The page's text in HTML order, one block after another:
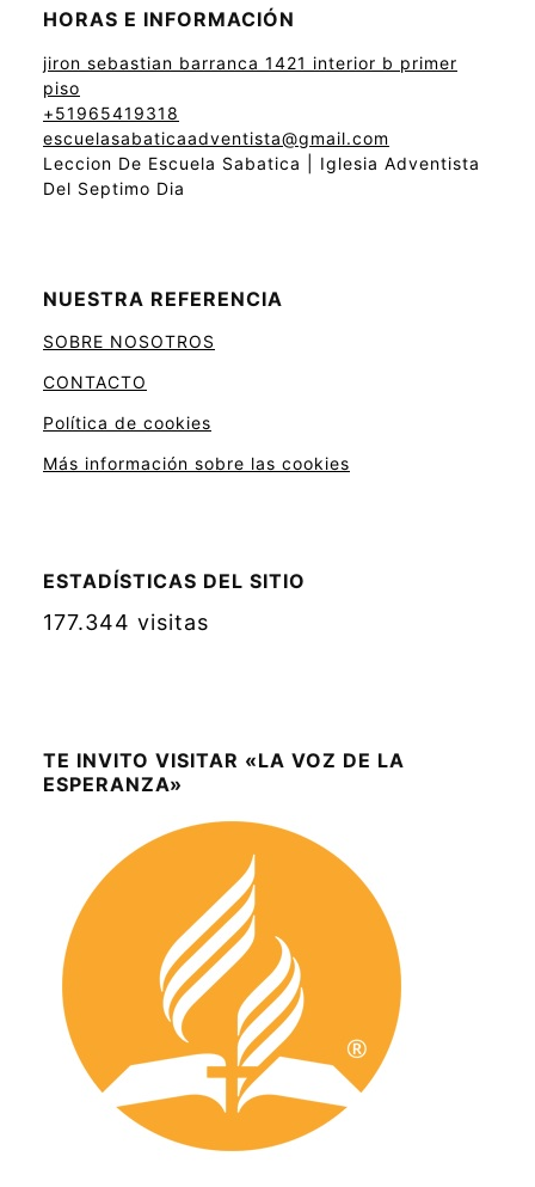
HORAS E INFORMACIÓN
jiron sebastian barranca 1421 interior b primer
piso
+51965419318
escuelasabaticaadventista@gmail.com
Leccion De Escuela Sabatica | Iglesia Adventista
Del Septimo Dia
NUESTRA REFERENCIA
SOBRE NOSOTROS
CONTACTO
Política de cookies
Más información sobre las cookies
ESTADÍSTICAS DEL SITIO
177.344 visitas
TE INVITO VISITAR «LA VOZ DE LA
ESPERANZA»